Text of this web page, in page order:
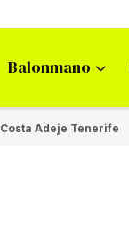
Balonmano
Costa Adeje Tenerife